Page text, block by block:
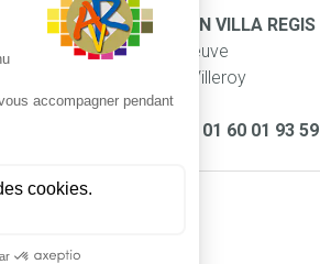
ARTISAN VILLA REGIS
8 rue Neuve
77410 Villeroy
01 60 01 93 59